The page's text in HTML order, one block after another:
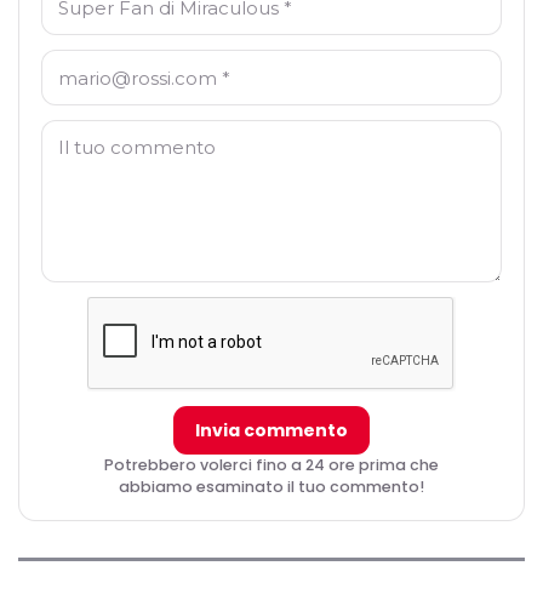
E-mail: *
Commento: *
Invia commento
Potrebbero volerci fino a 24 ore prima che
abbiamo esaminato il tuo commento!